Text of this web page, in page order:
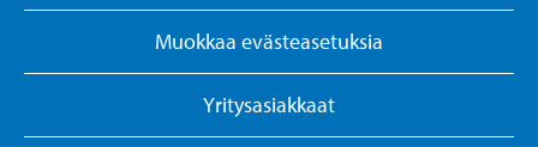
Muokkaa evästeasetuksia
Yritysasiakkaat